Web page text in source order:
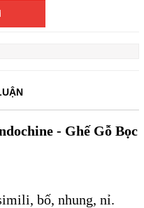
- Ghế Gỗ Bọc
bố, nhung, nỉ.